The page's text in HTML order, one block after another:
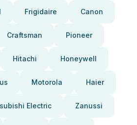
Frigidaire Canon
Craftsman Pioneer
Hitachi Honeywell
Motorola Haier
Electric Zanussi